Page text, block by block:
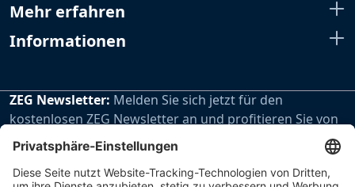
Mehr erfahren
Informationen
ZEG Newsletter: Melden Sie sich jetzt für den
kostenlosen ZEG Newsletter an und profitieren Sie von
den extra Vorteilen unseres regelmäßig erscheinenden
Newsletters.